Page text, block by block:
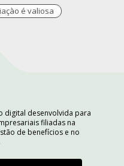
é valiosa
digital desenvolvida para
filiadas na
de benefícios e no